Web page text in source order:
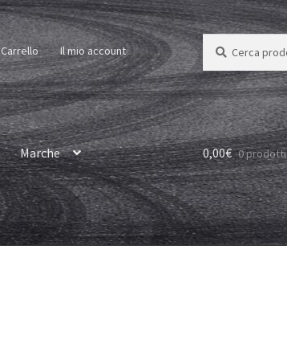
Carrello Il mio account
Cerca:
Cerca
Marche 0,00€ 0 prodotti